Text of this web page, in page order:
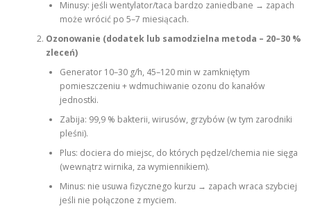
Minusy: jeśli wentylator/taca bardzo zaniedbane → zapach
może wrócić po 5–7 miesiącach.
Ozonowanie (dodatek lub samodzielna metoda – 20–30 %
zleceń)
Generator 10–30 g/h, 45–120 min w zamkniętym
pomieszczeniu + wdmuchiwanie ozonu do kanałów
jednostki.
Zabija: 99,9 % bakterii, wirusów, grzybów (w tym zarodniki
pleśni).
Plus: dociera do miejsc, do których pędzel/chemia nie sięga
(wewnątrz wirnika, za wymiennikiem).
Minus: nie usuwa fizycznego kurzu → zapach wraca szybciej
jeśli nie połączone z myciem.